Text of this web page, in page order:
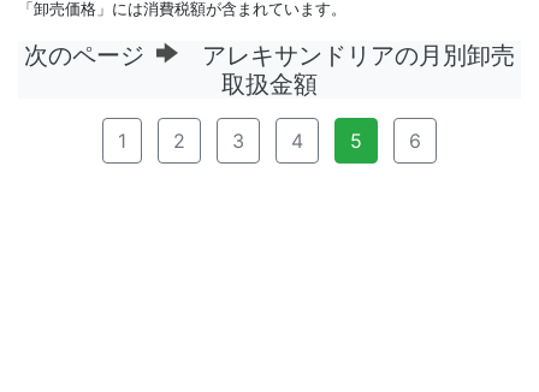
「卸売価格」には消費税額が含まれています。
次のページ
アレキサンドリアの月別卸売
取扱金額
1 2 3 4 5 6